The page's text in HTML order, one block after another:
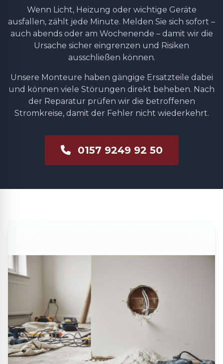
Wenn Licht, Heizung oder wichtige Geräte
ausfallen, zählt jede Minute. Melden Sie sich sofort –
auch abends oder am Wochenende – damit wir die
Ursache sicher eingrenzen und Risiken
ausschließen können.
Unsere Monteure haben gängige Ersatzteile dabei
und können viele Störungen direkt beheben. Nach
der Reparatur prüfen wir die betroffenen
Stromkreise, damit der Fehler nicht wiederkehrt.
0157 9249 92 50